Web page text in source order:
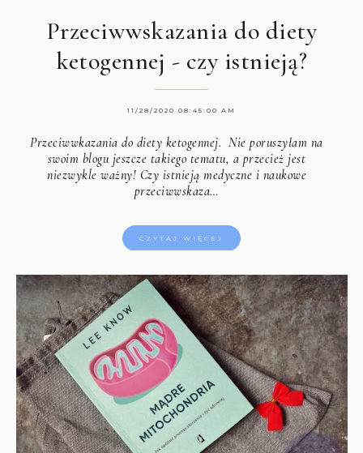
Przeciwwskazania do diety
ketogennej - czy istnieją?
11/28/2020 08:45:00 AM
Przeciwwkazania do diety ketogennej. Nie poruszyłam na
swoim blogu jeszcze takiego tematu, a przecież jest
niezwykle ważny! Czy istnieją medyczne i naukowe
przeciwwskaza…
CZYTAJ WIĘCEJ